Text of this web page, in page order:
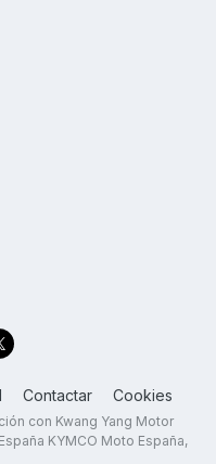
Contactar Cookies
con Kwang Yang Motor
KYMCO Moto España,